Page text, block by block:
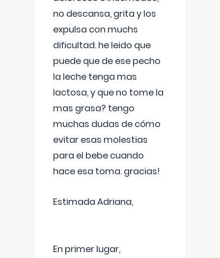
no descansa, grita y los
expulsa con muchs
dificultad. he leido que
puede que de ese pecho
la leche tenga mas
lactosa, y que no tome la
mas grasa? tengo
muchas dudas de cómo
evitar esas molestias
para el bebe cuando
hace esa toma. gracias!
Estimada Adriana,
En primer lugar,